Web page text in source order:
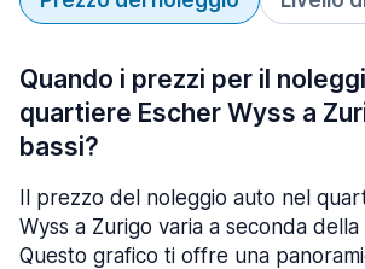
Quando i prezzi per il
quartiere Escher Wyss a
bassi?
Il prezzo del noleggio auto nel
Wyss a Zurigo varia a seconda della
Questo grafico ti offre una